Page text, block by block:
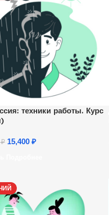
техники работы. Курс
₽ 15,400 ₽